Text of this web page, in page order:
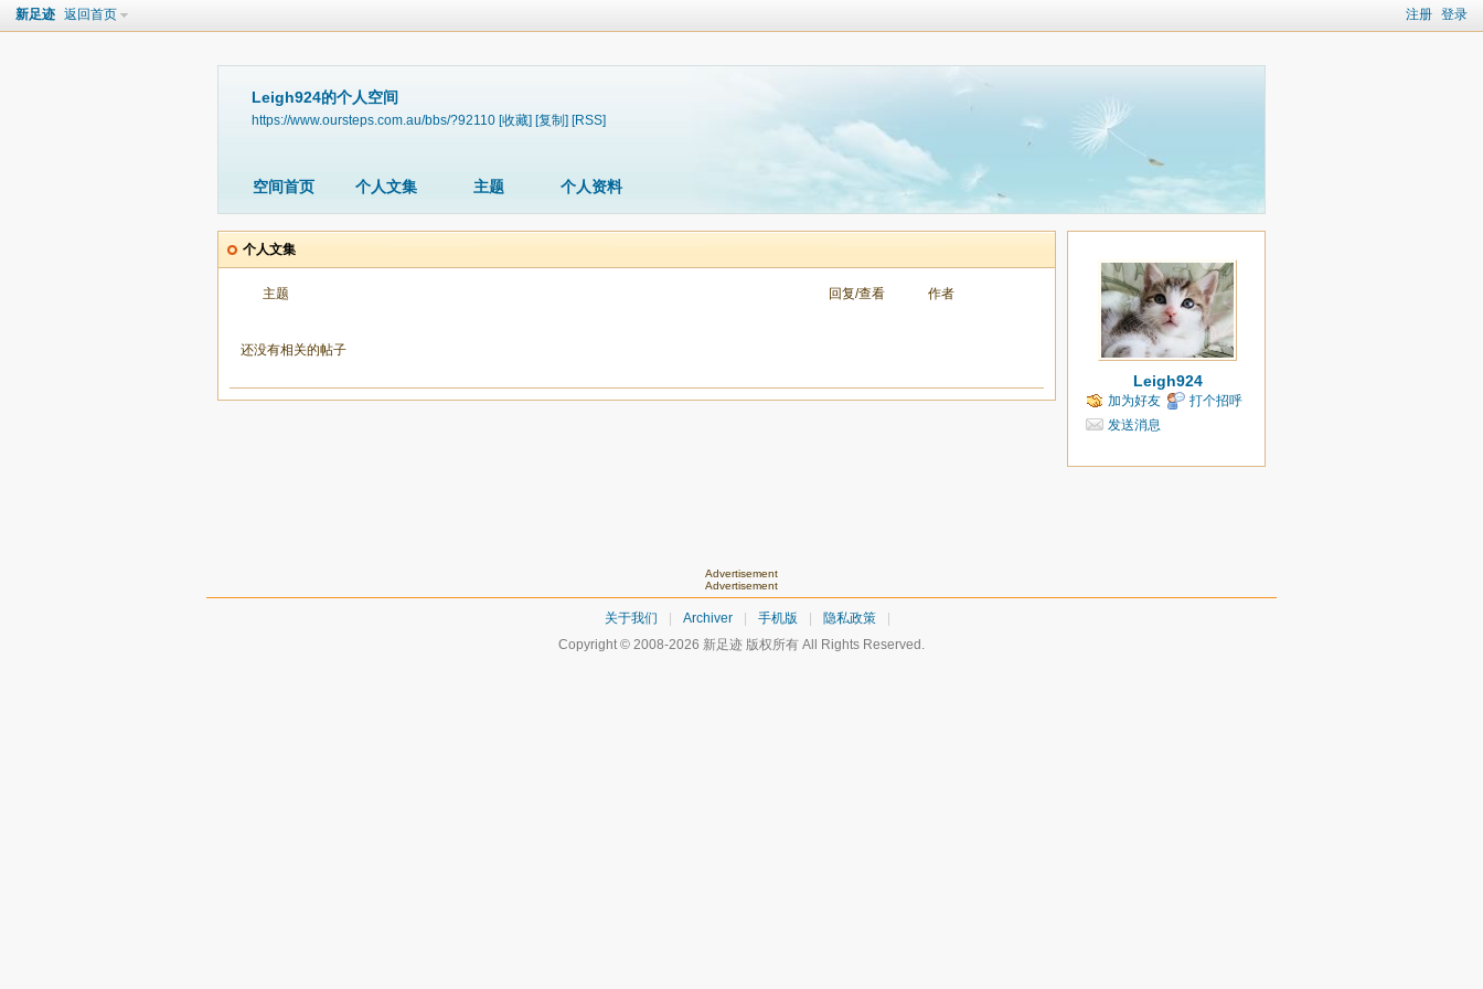
注册 登录
新足迹 返回首页
Leigh924的个人空间
https://www.oursteps.com.au/bbs/?92110 [收藏] [复制] [RSS]
空间首页 个人文集 主题 个人资料
个人文集
主题 回复/查看 作者
还没有相关的帖子
Leigh924
加为好友
打个招呼
发送消息
Advertisement
Advertisement
关于我们 Archiver 手机版 隐私政策
Copyright © 2008-2026 新足迹 版权所有 All Rights Reserved.